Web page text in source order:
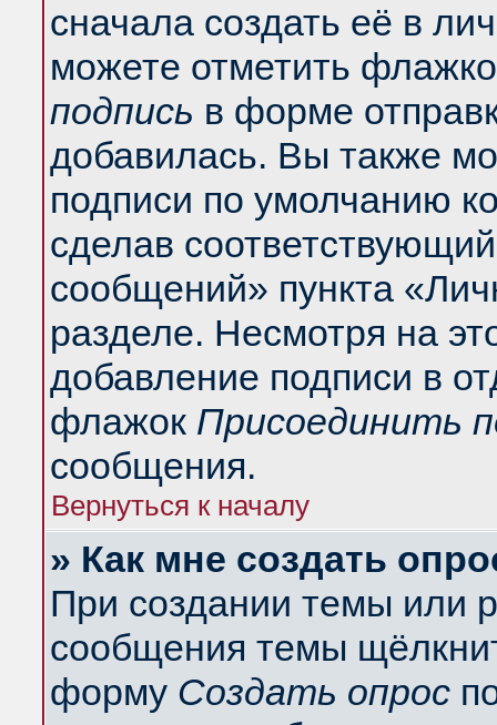
сначала создать её в
можете отметить
подпись в форме
добавилась. Вы также
подписи по умолчанию
сделав
сообщений» пункта
разделе. Несмотря на
добавление подписи в
флажок Присоединить
сообщения.
Вернуться к началу
» Как мне создать
При создании темы или
сообщения темы
форму Создать опрос